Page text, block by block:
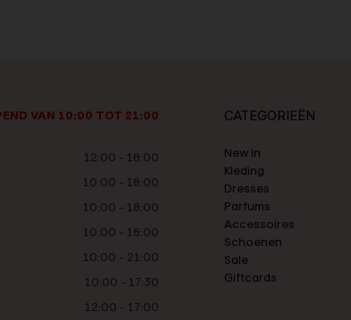
VAN 10:00 TOT 21:00
12:00 - 18:00
10:00 - 18:00
10:00 - 18:00
10:00 - 18:00
10:00 - 21:00
10:00 - 17:30
12:00 - 17:00
CATEGORIEËN
New in
Kleding
Dresses
Parfums
Accessoires
Schoenen
Sale
Giftcards